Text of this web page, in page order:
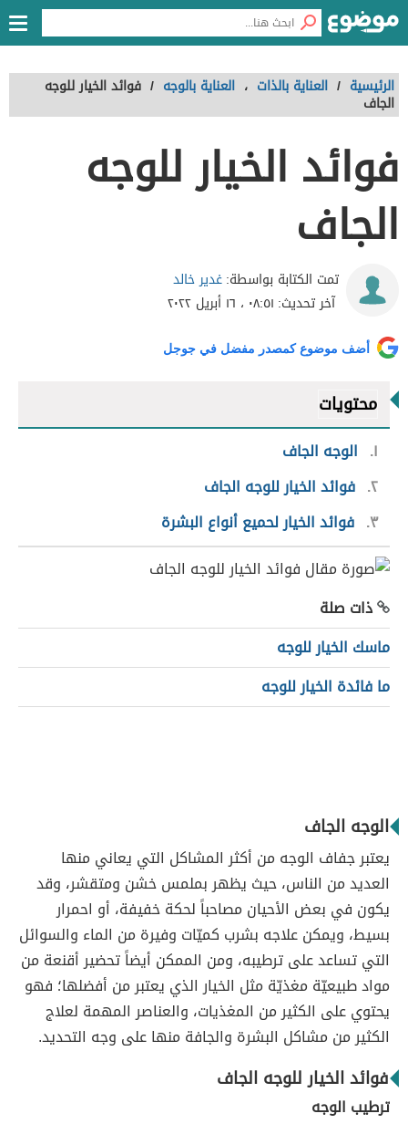
الرئيسية / العناية بالذات ، العناية بالوجه / فوائد الخيار للوجه
الجاف
فوائد الخيار للوجه
الجاف
تمت الكتابة بواسطة:غدير خالد
آخر تحديث: ٠٨:٥١ ، ١٦ أبريل ٢٠٢٢
أضف موضوع كمصدر مفضل في جوجل
محتويات
١
الوجه الجاف
٢ فوائد الخيار للوجه الجاف
٣ فوائد الخيار لحميع أنواع البشرة
ذات صلة
ماسك الخيار للوجه
ما فائدة الخيار للوجه
الوجه الجاف
يعتبر جفاف الوجه من أكثر المشاكل التي يعاني منها
العديد من الناس، حيث يظهر بملمس خشن ومتقشر، وقد
يكون في بعض الأحيان مصاحباً لحكة خفيفة، أو احمرار
بسيط، ويمكن علاجه بشرب كميّات وفيرة من الماء والسوائل
التي تساعد على ترطيبه، ومن الممكن أيضاً تحضير أقنعة من
مواد طبيعيّة مغذيّة مثل الخيار الذي يعتبر من أفضلها؛ فهو
يحتوي على الكثير من المغذيات، والعناصر المهمة لعلاج
الكثير من مشاكل البشرة والجافة منها على وجه التحديد.
فوائد الخيار للوجه الجاف
ترطيب الوجه